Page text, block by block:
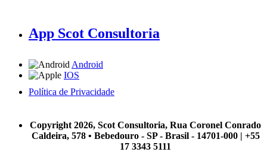
App Scot Consultoria
Android
IOS
Política de Privacidade
Copyright 2026, Scot Consultoria, Rua Coronel Conrado
Caldeira, 578 • Bebedouro - SP - Brasil - 14701-000 | +55
17 3343 5111